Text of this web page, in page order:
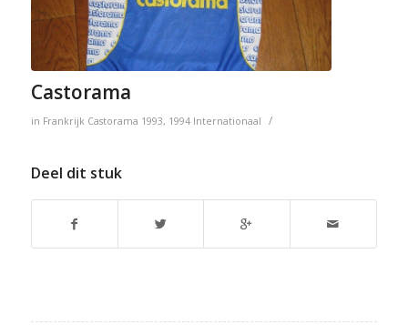
Castorama
in Frankrijk Castorama 1993, 1994 Internationaal /
Deel dit stuk